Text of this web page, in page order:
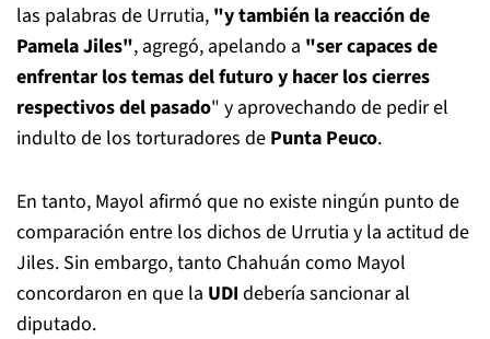
las palabras de Urrutia, "y también la reacción de
Pamela Jiles", agregó, apelando a "ser capaces de
enfrentar los temas del futuro y hacer los cierres
respectivos del pasado" y aprovechando de pedir el
indulto de los torturadores de Punta Peuco.
En tanto, Mayol afirmó que no existe ningún punto de
comparación entre los dichos de Urrutia y la actitud de
Jiles. Sin embargo, tanto Chahuán como Mayol
concordaron en que la UDI debería sancionar al
diputado.